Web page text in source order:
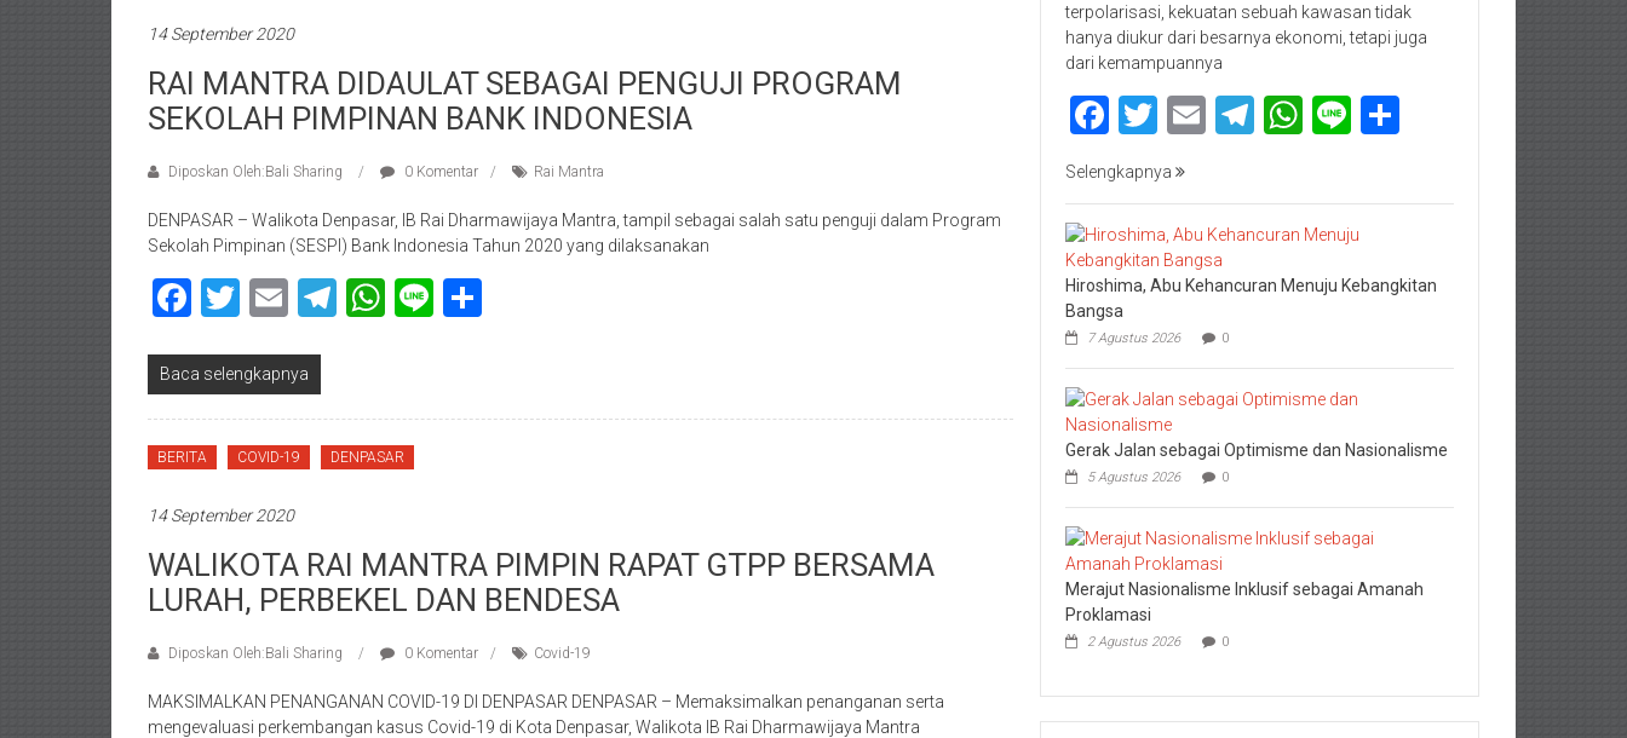
14 September 2020
RAI MANTRA DIDAULAT SEBAGAI PENGUJI PROGRAM
SEKOLAH PIMPINAN BANK INDONESIA
Diposkan Oleh:Bali Sharing 0 Komentar Rai Mantra
DENPASAR – Walikota Denpasar, IB Rai Dharmawijaya Mantra, tampil sebagai salah satu penguji dalam Program
Sekolah Pimpinan (SESPI) Bank Indonesia Tahun 2020 yang dilaksanakan
Facebook
Twitter
EmailTelegram
WhatsApp
Line
Baca selengkapnya
BERITA COVID-19 DENPASAR
14 September 2020
WALIKOTA RAI MANTRA PIMPIN RAPAT GTPP BERSAMA
LURAH, PERBEKEL DAN BENDESA
Diposkan Oleh:Bali Sharing 0 Komentar Covid-19
MAKSIMALKAN PENANGANAN COVID-19 DI DENPASAR DENPASAR – Memaksimalkan penanganan serta
mengevaluasi perkembangan kasus Covid-19 di Kota Denpasar, Walikota IB Rai Dharmawijaya Mantra
terpolarisasi, kekuatan sebuah kawasan tidak
hanya diukur dari besarnya ekonomi, tetapi juga
dari kemampuannya
Facebook
Twitter
EmailTelegram
WhatsApp
Line
Selengkapnya
Hiroshima, Abu Kehancuran Menuju Kebangkitan
Bangsa
7 Agustus 2026 0
Gerak Jalan sebagai Optimisme dan Nasionalisme
5 Agustus 2026 0
Merajut Nasionalisme Inklusif sebagai Amanah
Proklamasi
2 Agustus 2026 0